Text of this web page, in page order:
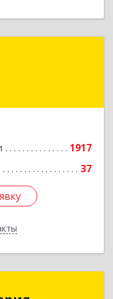
1917
37
1-я ул, дом №
Виктория